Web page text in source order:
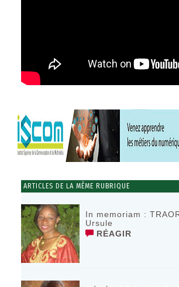
ARTICLES DE LA MÊME RUBRIQUE
In memoriam :
Ursule
RÉAGIR